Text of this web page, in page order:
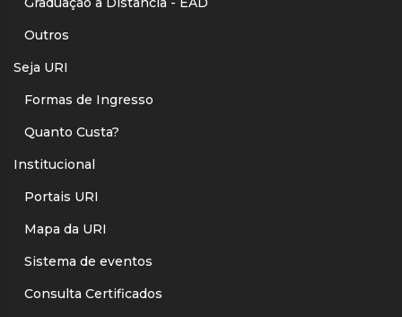
Outros
Seja URI
Formas de Ingresso
Quanto Custa?
Institucional
Portais URI
Mapa da URI
Sistema de eventos
Consulta Certificados